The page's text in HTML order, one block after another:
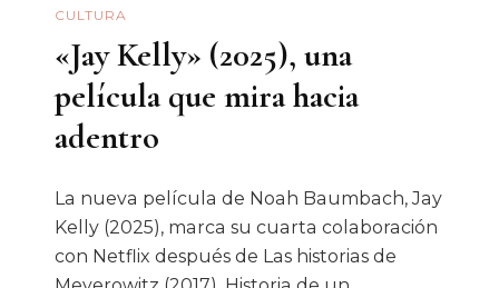
CULTURA
«Jay Kelly» (2025), una
película que mira hacia
adentro
La nueva película de Noah Baumbach, Jay
Kelly (2025), marca su cuarta colaboración
con Netflix después de Las historias de